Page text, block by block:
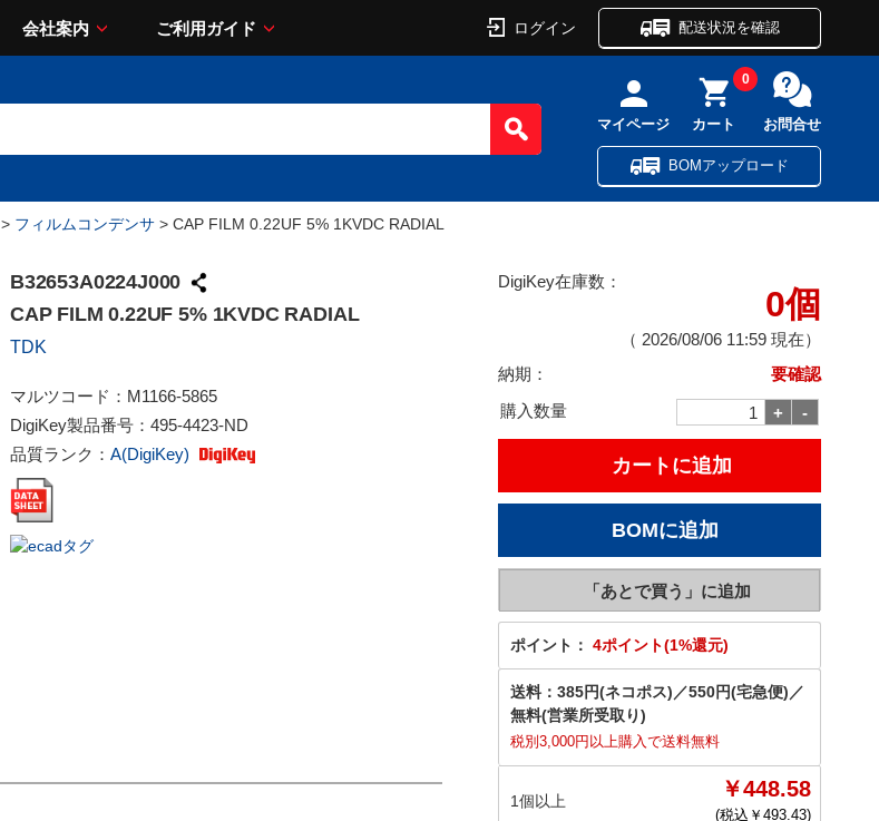
会社案内 ご利用ガイド ログイン 配送状況を確認
マイページ カート
0
お問合せ
BOMアップロード
> フィルムコンデンサ > CAP FILM 0.22UF 5% 1KVDC RADIAL
B32653A0224J000
CAP FILM 0.22UF 5% 1KVDC RADIAL
TDK
マルツコード： M1166-5865
DigiKey製品番号： 495-4423-ND
品質ランク： A(DigiKey)
DigiKey在庫数：
0個
（ 2026/08/06 11:59 現在）
納期：
要確認
購入数量
ポイント： 4ポイント(1%還元)
送料： 385円(ネコポス) ／550円(宅急便) ／
無料(営業所受取り)
税別3,000円以上購入で送料無料
1個以上 ￥448.58
(税込￥ 493.43)